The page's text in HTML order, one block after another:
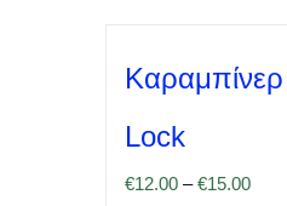
Lock
€12.00 –€15.00